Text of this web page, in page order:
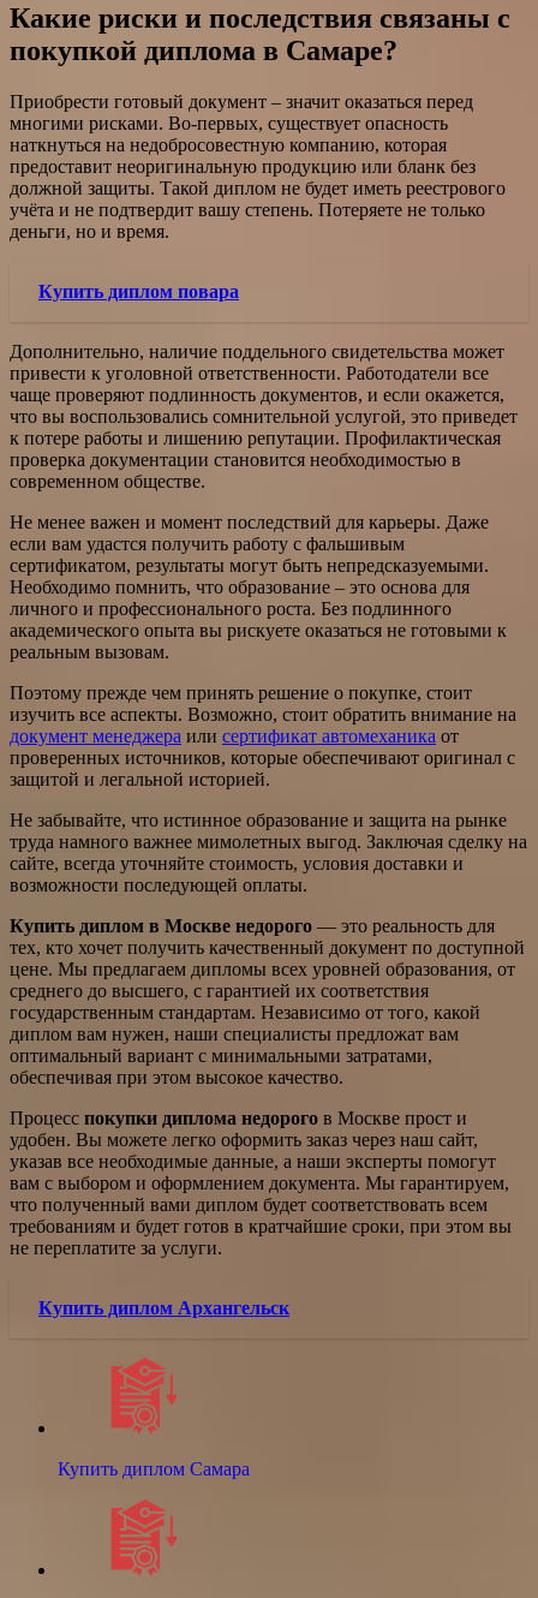
Какие риски и последствия связаны с
покупкой диплома в Самаре?
Приобрести готовый документ – значит оказаться перед
многими рисками. Во-первых, существует опасность
наткнуться на недобросовестную компанию, которая
предоставит неоригинальную продукцию или бланк без
должной защиты. Такой диплом не будет иметь реестрового
учёта и не подтвердит вашу степень. Потеряете не только
деньги, но и время.
Купить диплом повара
Дополнительно, наличие поддельного свидетельства может
привести к уголовной ответственности. Работодатели все
чаще проверяют подлинность документов, и если окажется,
что вы воспользовались сомнительной услугой, это приведет
к потере работы и лишению репутации. Профилактическая
проверка документации становится необходимостью в
современном обществе.
Не менее важен и момент последствий для карьеры. Даже
если вам удастся получить работу с фальшивым
сертификатом, результаты могут быть непредсказуемыми.
Необходимо помнить, что образование – это основа для
личного и профессионального роста. Без подлинного
академического опыта вы рискуете оказаться не готовыми к
реальным вызовам.
Поэтому прежде чем принять решение о покупке, стоит
изучить все аспекты. Возможно, стоит обратить внимание на
документ менеджера или сертификат автомеханика от
проверенных источников, которые обеспечивают оригинал с
защитой и легальной историей.
Не забывайте, что истинное образование и защита на рынке
труда намного важнее мимолетных выгод. Заключая сделку на
сайте, всегда уточняйте стоимость, условия доставки и
возможности последующей оплаты.
Купить диплом в Москве недорого — это реальность для
тех, кто хочет получить качественный документ по доступной
цене. Мы предлагаем дипломы всех уровней образования, от
среднего до высшего, с гарантией их соответствия
государственным стандартам. Независимо от того, какой
диплом вам нужен, наши специалисты предложат вам
оптимальный вариант с минимальными затратами,
обеспечивая при этом высокое качество.
Процесс покупки диплома недорого в Москве прост и
удобен. Вы можете легко оформить заказ через наш сайт,
указав все необходимые данные, а наши эксперты помогут
вам с выбором и оформлением документа. Мы гарантируем,
что полученный вами диплом будет соответствовать всем
требованиям и будет готов в кратчайшие сроки, при этом вы
не переплатите за услуги.
Купить диплом Архангельск
Купить диплом Самара